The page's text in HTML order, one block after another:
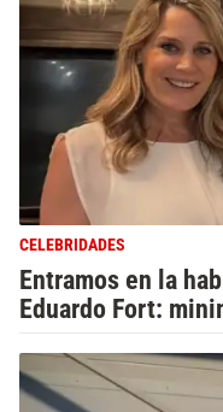
CELEBRIDADES
Entramos en la
Eduardo Fort: